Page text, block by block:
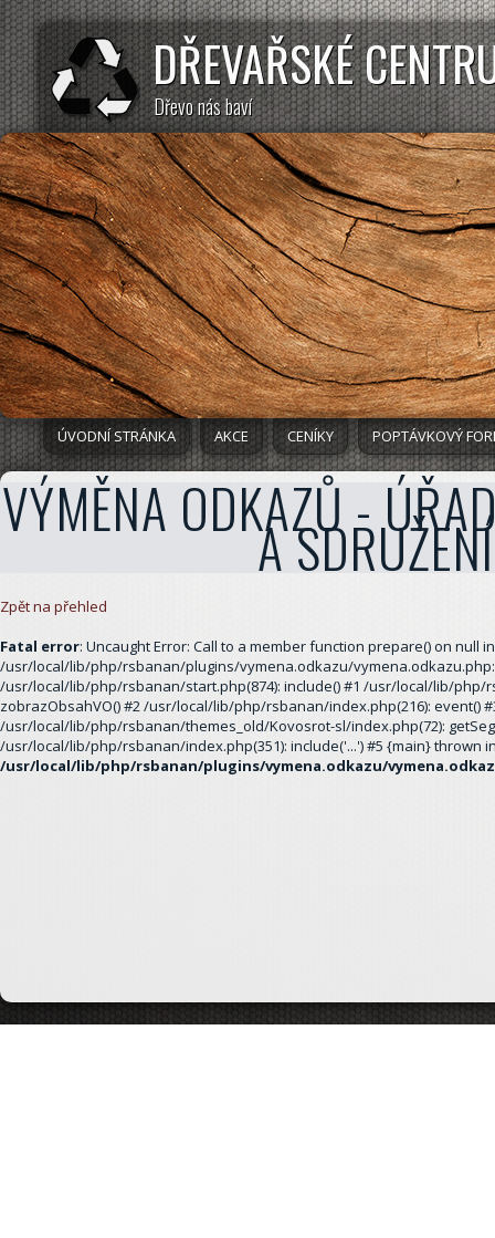
DŘEVAŘSKÉ
Dřevo nás baví
ÚVODNÍ STRÁNKA AKCE CENÍKY POPTÁVKOVÝ
VÝMĚNA ODKAZŮ -
A SDRUŽENÍ
Zpět na přehled
Fatal error: Uncaught Error: Call to a member function prepare() on null in
/usr/local/lib/php/rsbanan/plugins/vymena.odkazu/
/usr/local/lib/php/rsbanan/start.php(874): include() #1 /usr/local/lib/php/
zobrazObsahVO() #2 /usr/local/lib/php/rsbanan/index.php(216): event()
/usr/local/lib/php/rsbanan/themes_old/Kovosrot-sl/index.php(72):
/usr/local/lib/php/rsbanan/index.php(351): include('...') #5 {main} thrown
/usr/local/lib/php/rsbanan/plugins/vymena.odkazu/